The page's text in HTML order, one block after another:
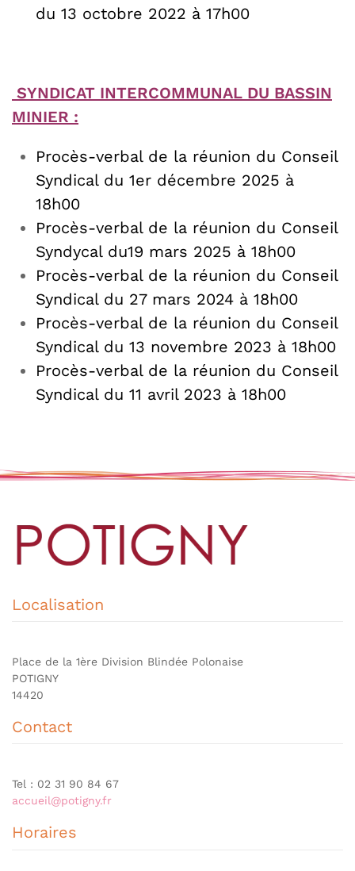
du 13 octobre 2022 à 17h00
SYNDICAT INTERCOMMUNAL DU BASSIN
MINIER :
Procès-verbal de la réunion du Conseil
Syndical du 1er décembre 2025 à
18h00
Procès-verbal de la réunion du Conseil
Syndycal du19 mars 2025 à 18h00
Procès-verbal de la réunion du Conseil
Syndical du 27 mars 2024 à 18h00
Procès-verbal de la réunion du Conseil
Syndical du 13 novembre 2023 à 18h00
Procès-verbal de la réunion du Conseil
Syndical du 11 avril 2023 à 18h00
Localisation
Place de la 1ère Division Blindée Polonaise
POTIGNY
14420
Contact
Tel : 02 31 90 84 67
accueil@potigny.fr
Horaires